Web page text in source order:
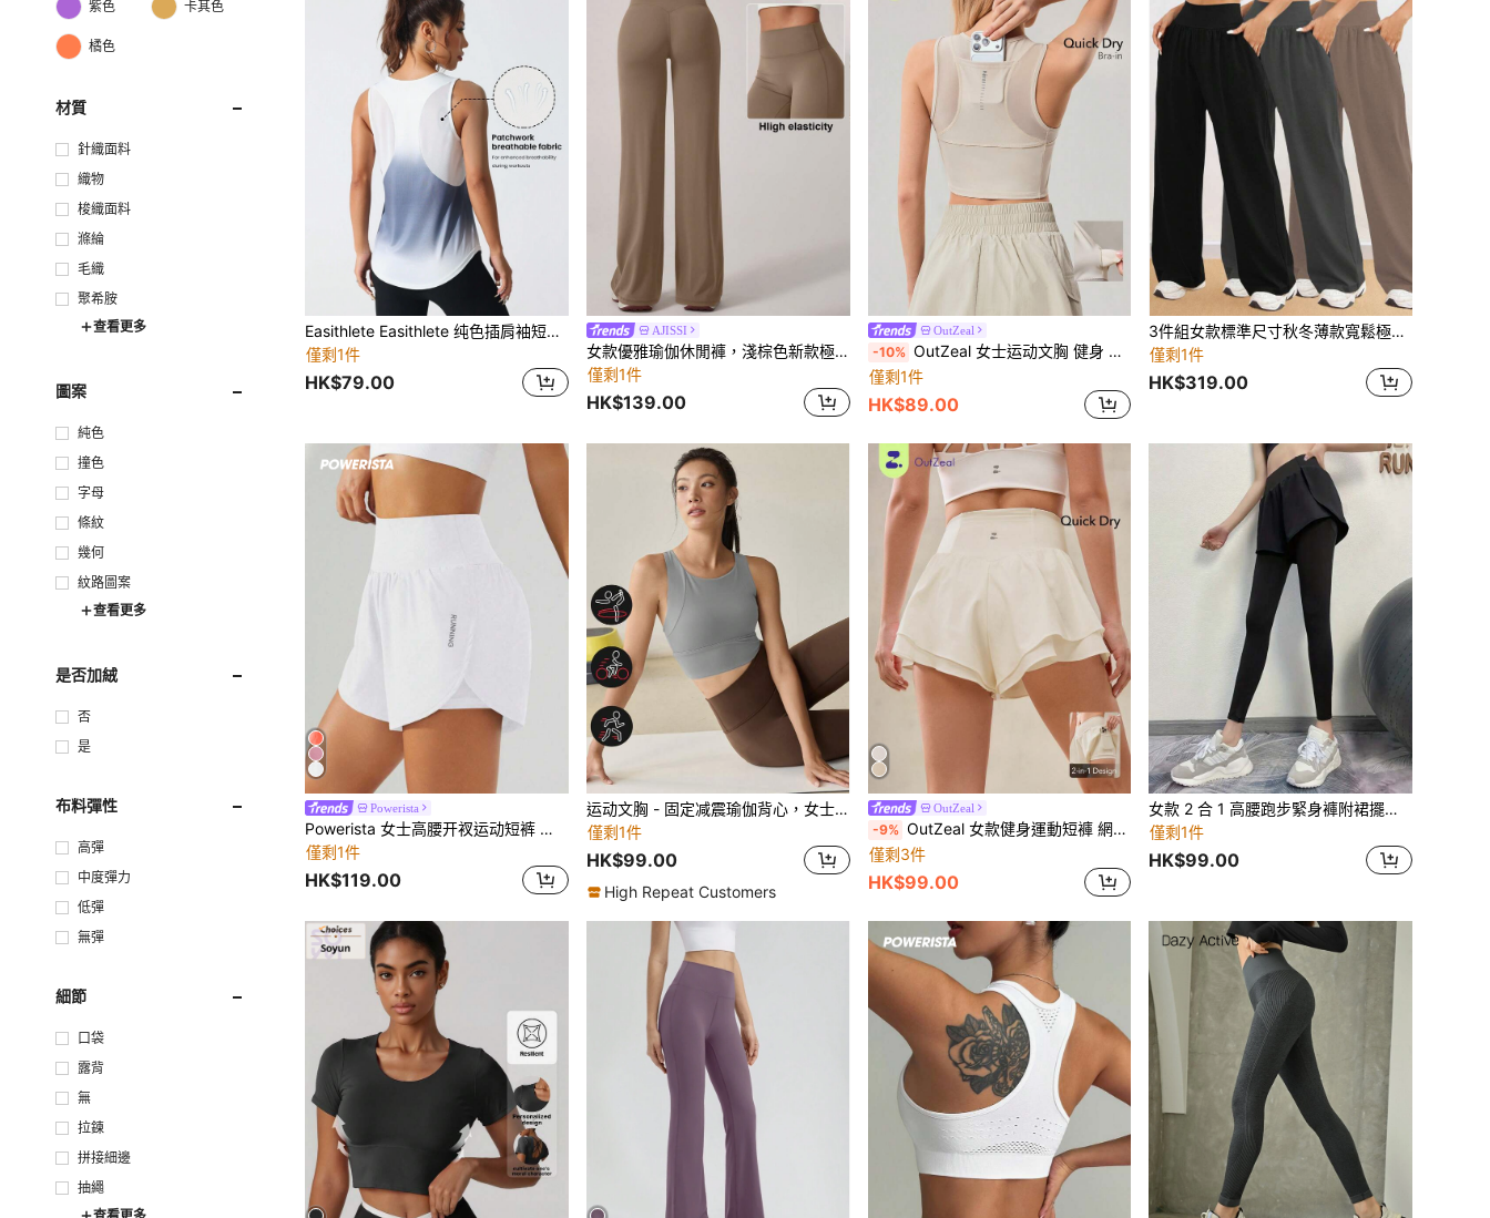
紫色 卡其色
橘色
材質
針織面料
織物
梭織面料
滌綸
毛織
聚希胺
查看更多
圖案
純色
撞色
字母
條紋
幾何
紋路圖案
查看更多
是否加絨
否
是
布料彈性
高彈
中度彈力
低彈
無彈
細節
口袋
露背
無
拉鍊
拼接細邊
抽繩
Easithlete Easithlete 纯色插肩袖短款运动 T 恤
僅剩1件
HK$79.00
AJISSI
女款優雅瑜伽休閒褲，淺棕色新款極簡多功能健身褲，皮拉提斯寬腿休閒褲，運動健身
僅剩1件
HK$139.00
OutZeal
-10% OutZeal 女士运动文胸 健身 瑜伽 普拉提 速干文胸-网眼设计上衣
僅剩1件
HK$89.00
3件組女款標準尺寸秋冬薄款寬鬆極簡百搭高腰側口袋寬腿運動褲，適合室內健身、戶外運動、跑步與休閒穿搭，運動休閒風
僅剩1件
HK$319.00
Powerista
Powerista 女士高腰开衩运动短裤 骑行短裤
僅剩1件
HK$119.00
运动文胸 - 固定减震瑜伽背心，女士跑步训练健身文胸（春季款）
僅剩1件
HK$99.00
High Repeat Customers
OutZeal
-9% OutZeal 女款健身運動短褲 網球跑步收腹彈性交叉腰帶內搭短褲 運動下著
僅剩3件
HK$99.00
女款 2 合 1 高腰跑步緊身褲附裙擺，瑜伽緊身褲，修身運動褲，適合健身，寬腰帶
僅剩1件
HK$99.00